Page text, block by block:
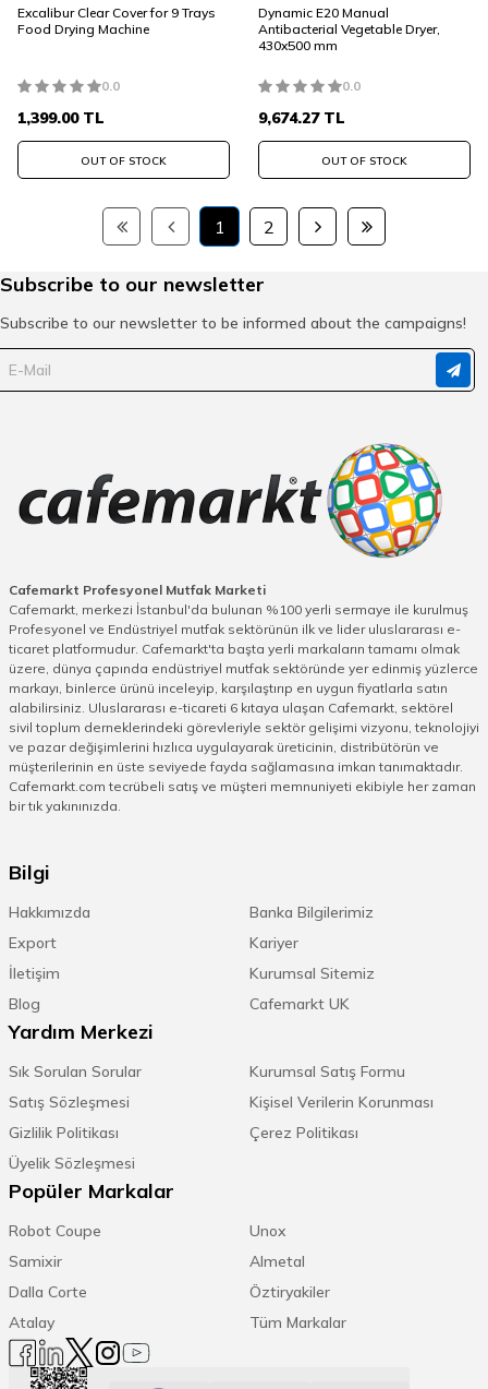
Excalibur Clear Cover for 9 Trays
Food Drying Machine
0.0
1,399.00TL
OUT OF STOCK
Dynamic E20 Manual
Antibacterial Vegetable Dryer,
430x500 mm
0.0
9,674.27TL
OUT OF STOCK
1 2
Subscribe to our newsletter
Subscribe to our newsletter to be informed about the campaigns!
Cafemarkt Profesyonel Mutfak Marketi
Cafemarkt, merkezi İstanbul'da bulunan %100 yerli sermaye ile kurulmuş
Profesyonel ve Endüstriyel mutfak sektörünün ilk ve lider uluslararası e-
ticaret platformudur. Cafemarkt'ta başta yerli markaların tamamı olmak
üzere, dünya çapında endüstriyel mutfak sektöründe yer edinmiş yüzlerce
markayı, binlerce ürünü inceleyip, karşılaştırıp en uygun fiyatlarla satın
alabilirsiniz. Uluslararası e-ticareti 6 kıtaya ulaşan Cafemarkt, sektörel
sivil toplum derneklerindeki görevleriyle sektör gelişimi vizyonu, teknolojiyi
ve pazar değişimlerini hızlıca uygulayarak üreticinin, distribütörün ve
müşterilerinin en üste seviyede fayda sağlamasına imkan tanımaktadır.
Cafemarkt.com tecrübeli satış ve müşteri memnuniyeti ekibiyle her zaman
bir tık yakınınızda.
Bilgi
Hakkımızda
Banka Bilgilerimiz
Export
Kariyer
İletişim
Kurumsal Sitemiz
Blog
Cafemarkt UK
Yardım Merkezi
Sık Sorulan Sorular
Kurumsal Satış Formu
Satış Sözleşmesi
Kişisel Verilerin Korunması
Gizlilik Politikası
Çerez Politikası
Üyelik Sözleşmesi
Popüler Markalar
Robot Coupe
Unox
Samixir
Almetal
Dalla Corte
Öztiryakiler
Atalay
Tüm Markalar